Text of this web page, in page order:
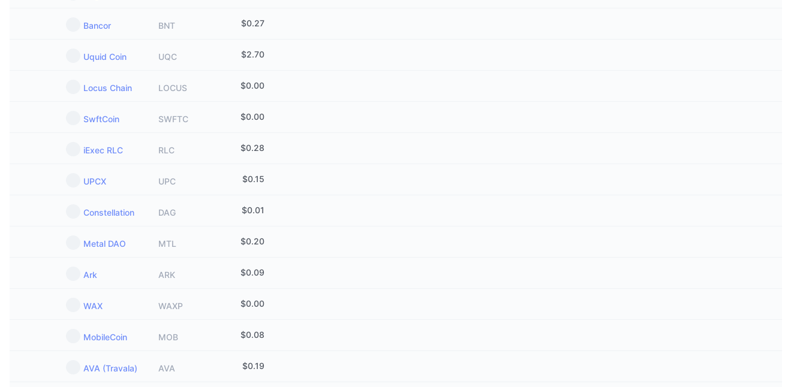
Bancor BNT $0.27
Uquid Coin UQC $2.70
Locus Chain LOCUS $0.00
SwftCoin SWFTC $0.00
iExec RLC RLC $0.28
UPCX UPC $0.15
Constellation DAG $0.01
Metal DAO MTL $0.20
Ark ARK $0.09
WAX WAXP $0.00
MobileCoin MOB $0.08
AVA (Travala) AVA $0.19